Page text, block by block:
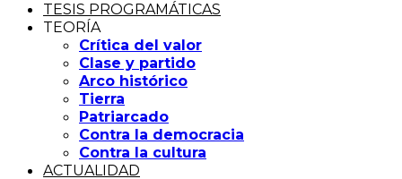
TESIS PROGRAMÁTICAS
TEORÍA
Crítica del valor
Clase y partido
Arco histórico
Tierra
Patriarcado
Contra la democracia
Contra la cultura
ACTUALIDAD